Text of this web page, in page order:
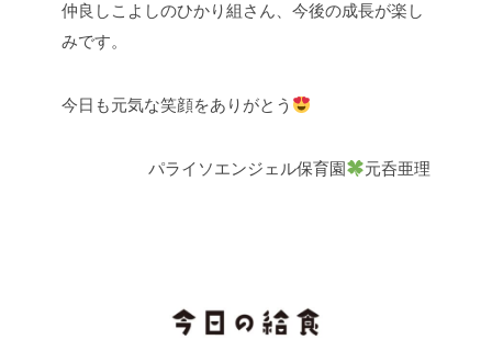
仲良しこよしのひかり組さん、今後の成長が楽し
みです。
今日も元気な笑顔をありがとう
パライソエンジェル保育園 元呑亜理